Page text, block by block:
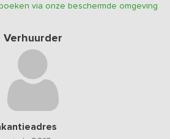
via onze beschermde omgeving
Verhuurder